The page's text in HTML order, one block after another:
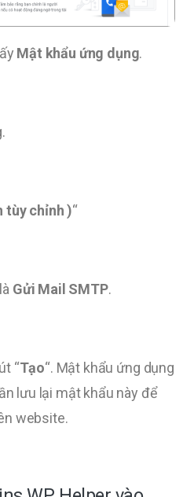
Mật khẩu ứng dụng.
tùy chỉnh )“
Gửi Mail SMTP.
“Tạo“. Mật khẩu ứng dụng
lưu lại mật khẩu này để
website.